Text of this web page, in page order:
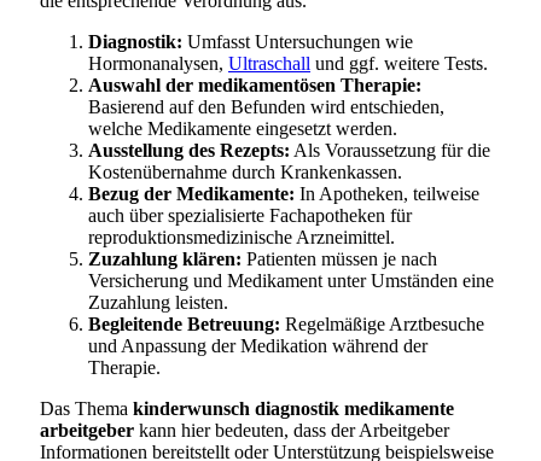
Diagnostik: Umfasst Untersuchungen wie
Hormonanalysen, Ultraschall und ggf. weitere Tests.
Auswahl der medikamentösen Therapie:
Basierend auf den Befunden wird entschieden,
welche Medikamente eingesetzt werden.
Ausstellung des Rezepts: Als Voraussetzung für die
Kostenübernahme durch Krankenkassen.
Bezug der Medikamente: In Apotheken, teilweise
auch über spezialisierte Fachapotheken für
reproduktionsmedizinische Arzneimittel.
Zuzahlung klären: Patienten müssen je nach
Versicherung und Medikament unter Umständen eine
Zuzahlung leisten.
Begleitende Betreuung: Regelmäßige Arztbesuche
und Anpassung der Medikation während der
Therapie.
Das Thema kinderwunsch diagnostik medikamente
arbeitgeber kann hier bedeuten, dass der Arbeitgeber
Informationen bereitstellt oder Unterstützung beispielsweise